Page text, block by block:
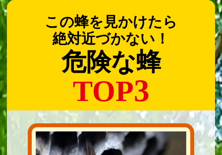
この蜂を見かけたら
絶対近づかない！
危険な蜂
TOP3